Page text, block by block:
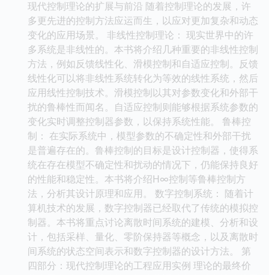
现代控制理论的扩展与前沿 随着控制理论的发展，许
多更先进的控制方法应运而生，以应对更加复杂和动态
变化的应用场景。 非线性控制理论： 现实世界中的许
多系统是非线性的。本书将介绍几种重要的非线性控制
方法，例如反馈线性化、滑模控制和自适应控制。反馈
线性化可以将非线性系统转化为等效的线性系统，然后
应用线性控制技术。滑模控制以其对参数变化和外部干
扰的鲁棒性而闻名。自适应控制则能够根据系统参数的
变化实时调整控制器参数，以保持系统性能。 鲁棒控
制： 在实际系统中，模型参数的不确定性和外部干扰
是普遍存在的。鲁棒控制的目标是设计控制器，使得系
统在存在模型不确定性和扰动的情况下，仍能保持良好
的性能和稳定性。本书将介绍H∞控制等鲁棒控制方
法，分析其设计原理和应用。 数字控制系统： 随着计
算机技术的发展，数字控制器已经取代了传统的模拟控
制器。本书将重点讨论离散时间系统的建模、分析和设
计，包括采样、量化、零阶保持器等概念，以及离散时
间系统的状态空间表示和数字控制器的设计方法。 第
四部分：现代控制理论的工程应用实例 理论的最终价